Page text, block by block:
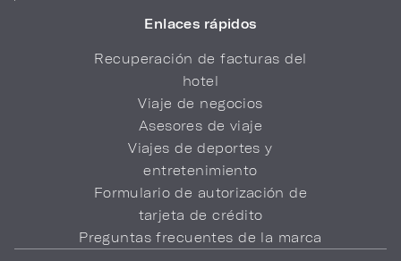
Enlaces rápidos
Recuperación de facturas del
hotel
Viaje de negocios
Asesores de viaje
Viajes de deportes y
entretenimiento
Formulario de autorización de
tarjeta de crédito
Preguntas frecuentes de la marca